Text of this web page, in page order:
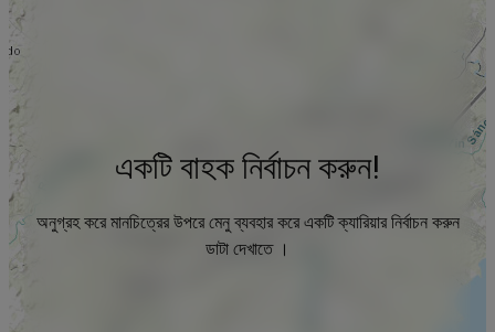
একটি বাহক নির্বাচন করুন!
অনুগ্রহ করে মানচিত্রের উপরে মেনু ব্যবহার করে একটি ক্যারিয়ার নির্বাচন করুন
ডাটা দেখাতে ।